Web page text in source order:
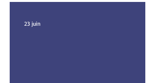
23 juin